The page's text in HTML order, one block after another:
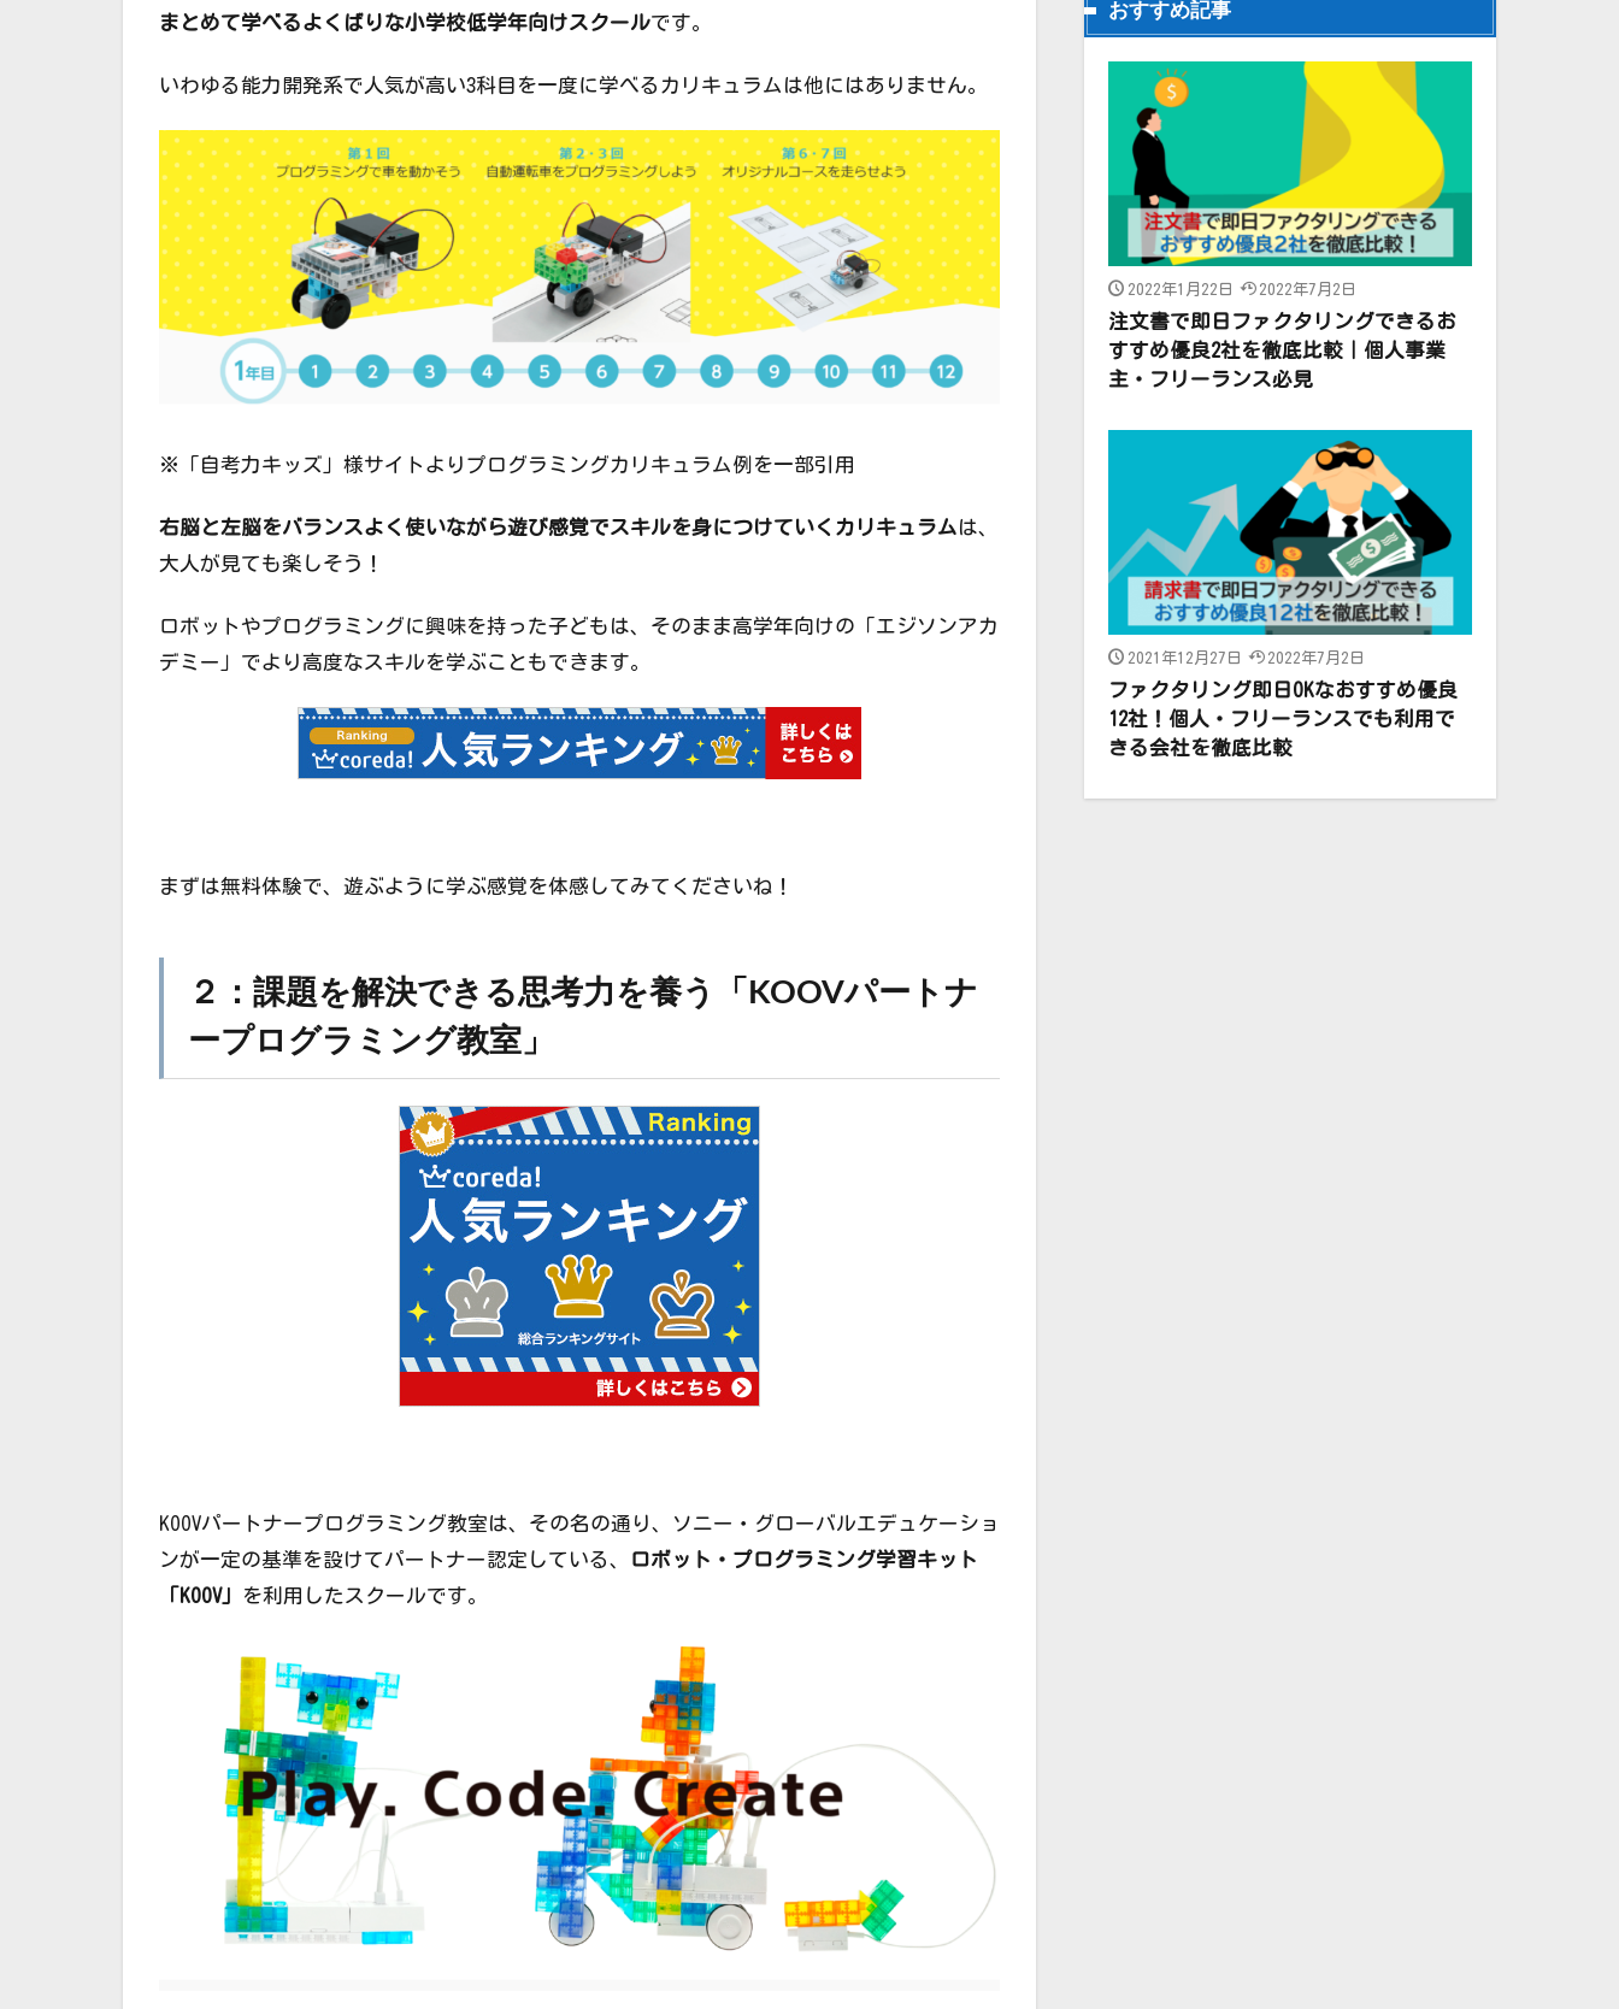
まとめて学べるよくばりな小学校低学年向けスクールです。
いわゆる能力開発系で人気が高い3科目を一度に学べるカリキュラムは他にはありません。
※「自考力キッズ」様サイトよりプログラミングカリキュラム例を一部引用
右脳と左脳をバランスよく使いながら遊び感覚でスキルを身につけていくカリキュラムは、
大人が見ても楽しそう！
ロボットやプログラミングに興味を持った子どもは、そのまま高学年向けの「エジソンアカ
デミー」でより高度なスキルを学ぶこともできます。
まずは無料体験で、遊ぶように学ぶ感覚を体感してみてくださいね！
２：課題を解決できる思考力を養う「KOOVパートナ
ープログラミング教室」
KOOVパートナープログラミング教室は、その名の通り、ソニー・グローバルエデュケーショ
ンが一定の基準を設けてパートナー認定している、
ロボット・プログラミング学習キット
「KOOV」
を利用したスクールです。
おすすめ記事
2022年1月22日 2022年7月2日
注文書で即日ファクタリングできるお
すすめ優良2社を徹底比較｜個人事業
主・フリーランス必見
2021年12月27日 2022年7月2日
ファクタリング即日OKなおすすめ優良
12社！個人・フリーランスでも利用で
きる会社を徹底比較